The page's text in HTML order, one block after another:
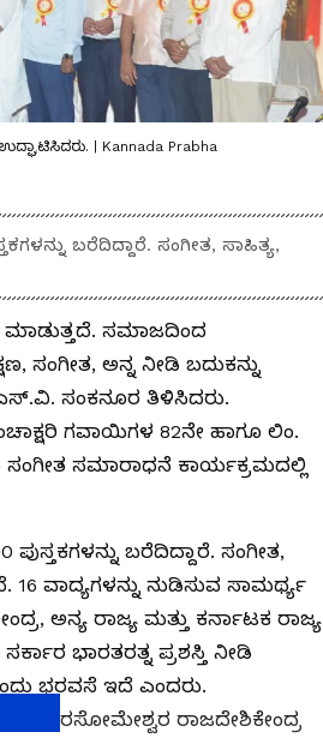
| Kannada Prabha
ಬರೆದಿದ್ದಾರೆ. ಸಂಗೀತ, ಸಾಹಿತ್ಯ,
ಮಾಡುತ್ತದೆ. ಸಮಾಜದಿಂದ
ಸಂಗೀತ, ಅನ್ನ ನೀಡಿ ಬದುಕನ್ನು
ಸಂಕನೂರ ತಿಳಿಸಿದರು.
ಗವಾಯಿಗಳ 82ನೇ ಹಾಗೂ ಲಿಂ.
ಸಂಗೀತ ಸಮಾರಾಧನೆ ಕಾರ್ಯಕ್ರಮದಲ್ಲಿ
ಬರೆದಿದ್ದಾರೆ. ಸಂಗೀತ,
16 ವಾದ್ಯಗಳನ್ನು ನುಡಿಸುವ ಸಾಮರ್ಥ್ಯ
ಅನ್ಯ ರಾಜ್ಯ ಮತ್ತು ಕರ್ನಾಟಕ ರಾಜ್ಯ
ಭಾರತರತ್ನ ಪ್ರಶಸ್ತಿ ನೀಡಿ
ಭರವಸೆ ಇದೆ ಎಂದರು.
ವೀರಸೋಮೇಶ್ವರ ರಾಜದೇಶಿಕೇಂದ್ರ